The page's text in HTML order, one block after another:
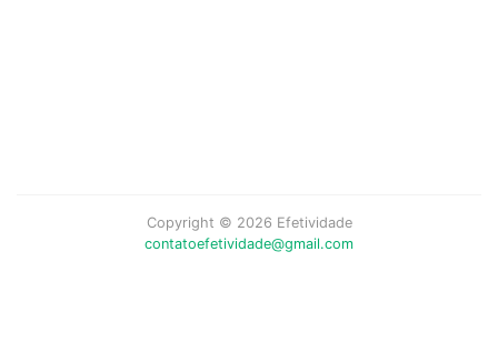
Copyright © 2026 Efetividade
contatoefetividade@gmail.com